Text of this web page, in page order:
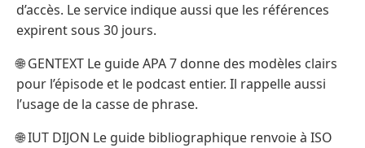
d’accès. Le service indique aussi que les références
expirent sous 30 jours.
🌐 GENTEXT Le guide APA 7 donne des modèles clairs
pour l’épisode et le podcast entier. Il rappelle aussi
l’usage de la casse de phrase.
🌐 IUT DIJON Le guide bibliographique renvoie à ISO